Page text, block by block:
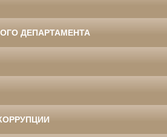
ДЕПАРТАМЕНТА